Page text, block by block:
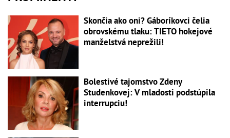
Skončia ako oni? Gáboríkovci čelia
obrovskému tlaku: TIETO hokejové
manželstvá neprežili!
Bolestivé tajomstvo Zdeny
Studenkovej: V mladosti podstúpila
interrupciu!